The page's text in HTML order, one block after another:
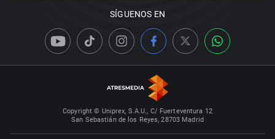
SÍGUENOS EN
Copyright © Uniprex, S.A.U., C/ Fuerteventura 12
San Sebastián de los Reyes, 28703 Madrid